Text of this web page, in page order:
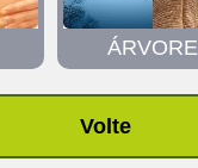
ÁRVORE
Volte